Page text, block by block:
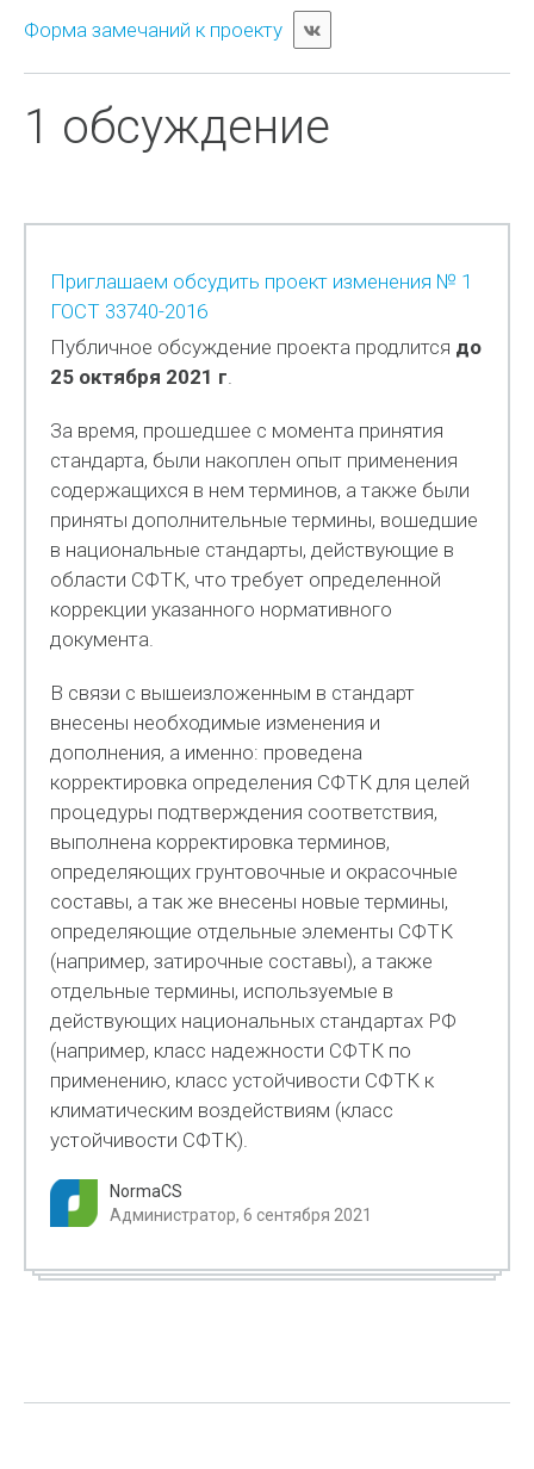
Форма замечаний к проекту
1 обсуждение
Приглашаем обсудить проект изменения № 1
ГОСТ 33740-2016
Публичное обсуждение проекта продлится до
25 октября 2021 г.
За время, прошедшее с момента принятия
стандарта, были накоплен опыт применения
содержащихся в нем терминов, а также были
приняты дополнительные термины, вошедшие
в национальные стандарты, действующие в
области СФТК, что требует определенной
коррекции указанного нормативного
документа.
В связи с вышеизложенным в стандарт
внесены необходимые изменения и
дополнения, а именно: проведена
корректировка определения СФТК для целей
процедуры подтверждения соответствия,
выполнена корректировка терминов,
определяющих грунтовочные и окрасочные
составы, а так же внесены новые термины,
определяющие отдельные элементы СФТК
(например, затирочные составы), а также
отдельные термины, используемые в
действующих национальных стандартах РФ
(например, класс надежности СФТК по
применению, класс устойчивости СФТК к
климатическим воздействиям (класс
устойчивости СФТК).
NormaCS
Администратор, 6 сентября 2021